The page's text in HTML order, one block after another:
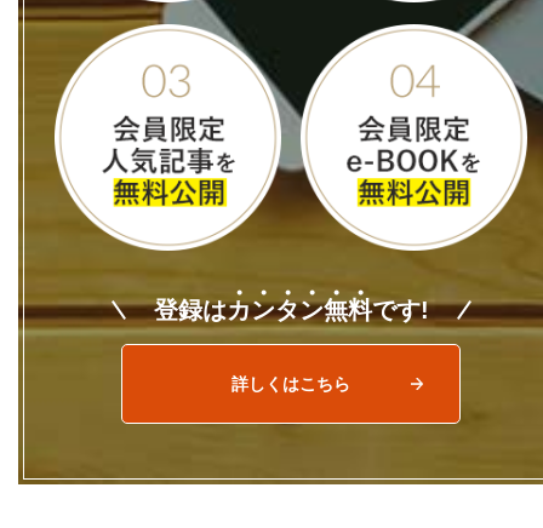
登録はカンタン無料です!
詳しくはこちら